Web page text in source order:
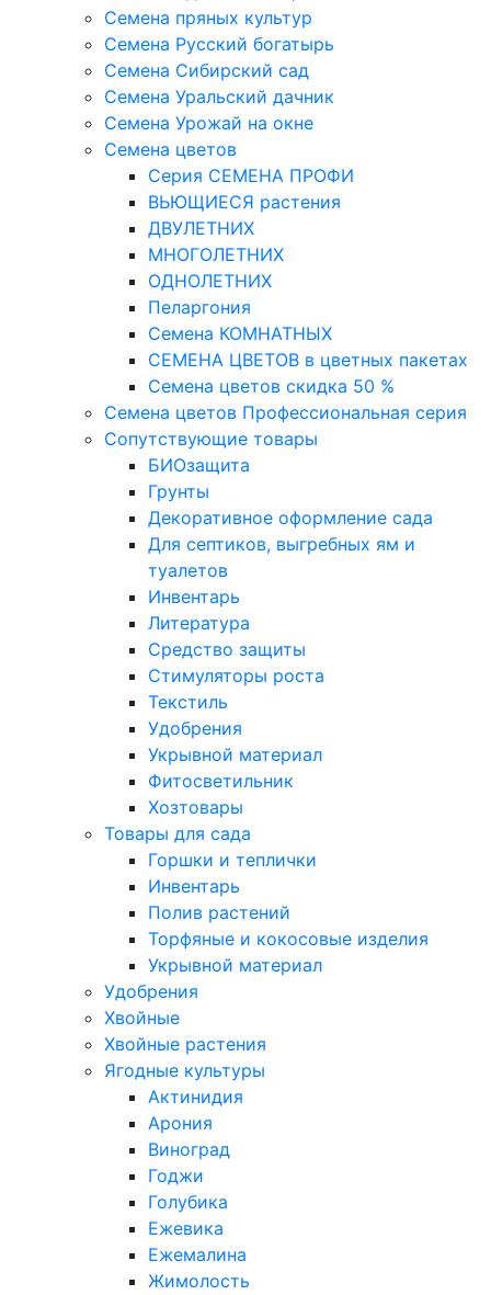
Семена пряных культур
Семена Русский богатырь
Семена Сибирский сад
Семена Уральский дачник
Семена Урожай на окне
Семена цветов
Cерия CЕМЕНА ПРОФИ
ВЬЮЩИЕСЯ растения
ДВУЛЕТНИХ
МНОГОЛЕТНИХ
ОДНОЛЕТНИХ
Пеларгония
Семена КОМНАТНЫХ
СЕМЕНА ЦВЕТОВ в цветных пакетах
Семена цветов скидка 50 %
Семена цветов Профессиональная серия
Сопутствующие товары
БИОзащита
Грунты
Декоративное оформление сада
Для септиков, выгребных ям и
туалетов
Инвентарь
Литература
Средство защиты
Стимуляторы роста
Текстиль
Удобрения
Укрывной материал
Фитосветильник
Хозтовары
Товары для сада
Горшки и теплички
Инвентарь
Полив растений
Торфяные и кокосовые изделия
Укрывной материал
Удобрения
Хвойные
Хвойные растения
Ягодные культуры
Актинидия
Арония
Виноград
Годжи
Голубика
Ежевика
Ежемалина
Жимолость